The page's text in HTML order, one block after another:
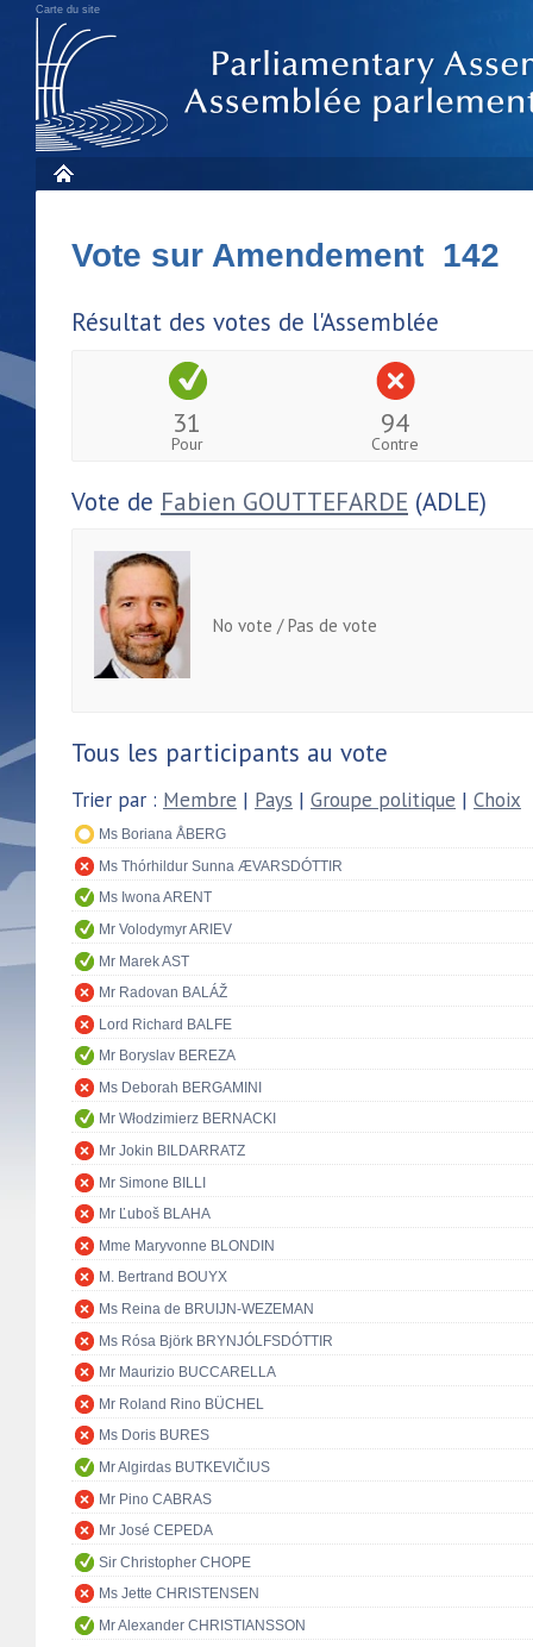
Carte du site
Vote sur Amendement 142
Résultat des votes de l'Assemblée
31
Pour
94
Contre
Vote de Fabien GOUTTEFARDE (ADLE)
No vote / Pas de vote
Tous les participants au vote
Trier par : Membre | Pays | Groupe politique | Choix
Ms Boriana ÅBERG
Ms Thórhildur Sunna ÆVARSDÓTTIR
Ms Iwona ARENT
Mr Volodymyr ARIEV
Mr Marek AST
Mr Radovan BALÁŽ
Lord Richard BALFE
Mr Boryslav BEREZA
Ms Deborah BERGAMINI
Mr Włodzimierz BERNACKI
Mr Jokin BILDARRATZ
Mr Simone BILLI
Mr Ľuboš BLAHA
Mme Maryvonne BLONDIN
M. Bertrand BOUYX
Ms Reina de BRUIJN-WEZEMAN
Ms Rósa Björk BRYNJÓLFSDÓTTIR
Mr Maurizio BUCCARELLA
Mr Roland Rino BÜCHEL
Ms Doris BURES
Mr Algirdas BUTKEVIČIUS
Mr Pino CABRAS
Mr José CEPEDA
Sir Christopher CHOPE
Ms Jette CHRISTENSEN
Mr Alexander CHRISTIANSSON